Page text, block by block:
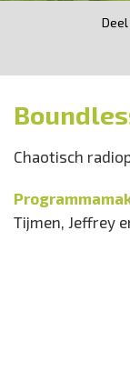
Chaotisch
Tijmen, Jeffrey